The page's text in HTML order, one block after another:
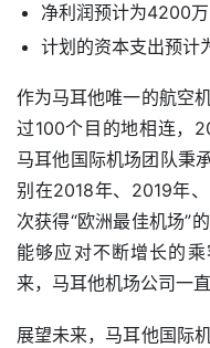
净利润预计为4200
计划的资本支出预计
作为马耳他唯一的航空
过100个目的地相连，
马耳他国际机场团队秉
别在2018年、2019年
次获得“欧洲最佳机场”
能够应对不断增长的
来，马耳他机场公司一
展望未来，马耳他国际